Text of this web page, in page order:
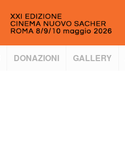
DONAZIONI GALLERY